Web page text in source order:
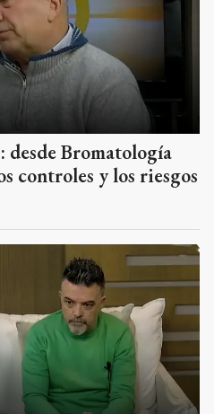
Bromatología
controles y los riesgos